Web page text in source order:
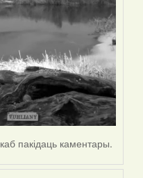
каб пакідаць каментары.